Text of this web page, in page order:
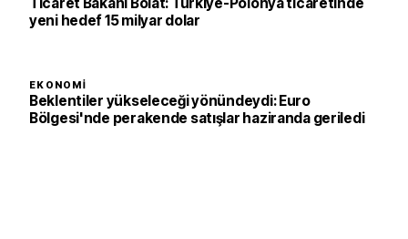
Ticaret Bakanı Bolat: Türkiye-Polonya ticaretinde
yeni hedef 15 milyar dolar
EKONOMI
Beklentiler yükseleceği yönündeydi: Euro
Bölgesi'nde perakende satışlar haziranda geriledi